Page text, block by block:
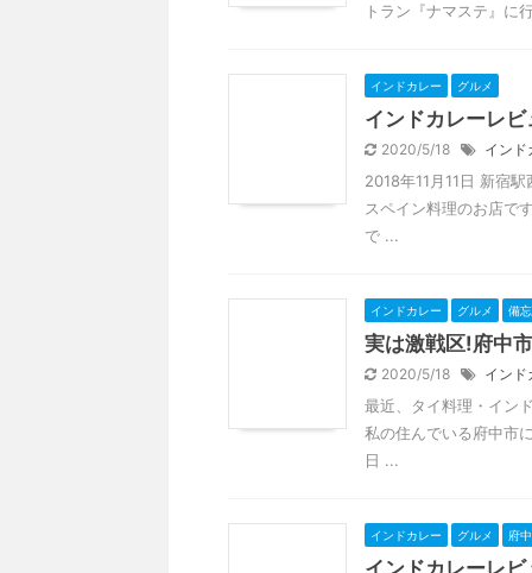
トラン『ナマステ』に
インドカレー グルメ
インドカレーレ
2020/5/18 インド
2018年11月11日 新宿
スペイン料理のお店で
で ...
インドカレー グルメ 備
実は激戦区!府中
2020/5/18 インド
最近、タイ料理・イン
私の住んでいる府中市
日 ...
インドカレー グルメ 府
インドカレーレ